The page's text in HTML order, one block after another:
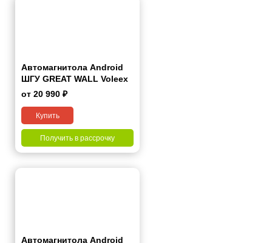
Автомагнитола Android
ШГУ GREAT WALL Voleex
C50 2011+ 7“
от 20 990 ₽
Купить
Получить в рассрочку
Автомагнитола Android